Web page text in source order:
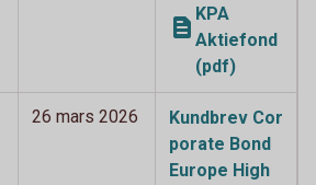
KPA
Aktiefond
(pdf)
26 mars 2026
Kundbrev Cor
porate Bond
Europe High